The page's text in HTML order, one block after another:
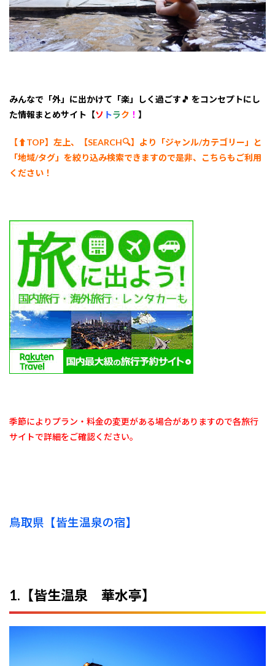
亭】
9
8.
【道
ル椿
館】
みんなで「外」に出かけて「楽」しく過ごす🎵 をコンセプトにし
た情報まとめサイト【ソ トラク ！ 】
【⬆︎TOP】左上、【SEARCH🔍】より「ジャンル/カテゴリー 」と
「地域/タグ」を絞り込み検索できますので是非、こちらもご利用
ください！
季節によりプラン・料金の変更がある場合がありますので各旅行
サイトで詳細をご確認ください。
鳥取県【皆生温泉の宿】
1.【皆生温泉 華水亭】